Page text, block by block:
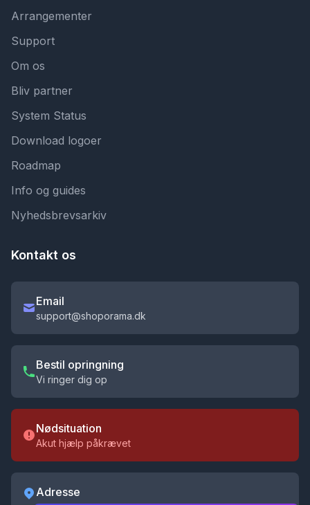
Arrangementer
Support
Om os
Bliv partner
System Status
Download logoer
Roadmap
Info og guides
Nyhedsbrevsarkiv
Kontakt os
Email
support@shoporama.dk
Bestil opringning
Vi ringer dig op
Nødsituation
Akut hjælp påkrævet
Adresse